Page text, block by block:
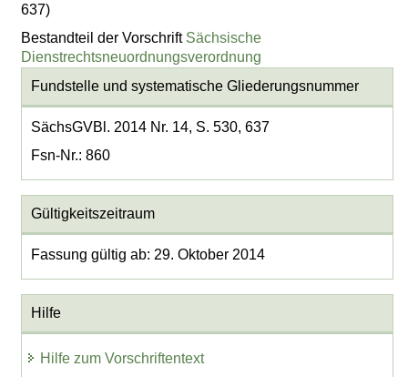
637)
Bestandteil der Vorschrift Sächsische
Dienstrechtsneuordnungsverordnung
Fundstelle und systematische Gliederungsnummer
SächsGVBl. 2014 Nr. 14, S. 530, 637
Fsn-Nr.: 860
Gültigkeitszeitraum
Fassung gültig ab: 29. Oktober 2014
Hilfe
Hilfe zum Vorschriftentext